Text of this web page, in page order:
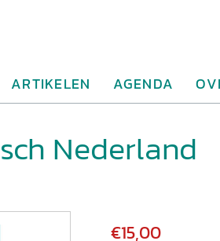
ARTIKELEN AGENDA
Nederland
€15,00